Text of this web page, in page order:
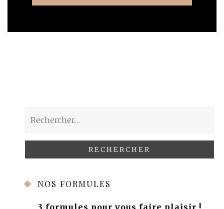
NOS FORMULES
3 formules pour vous faire plaisir !